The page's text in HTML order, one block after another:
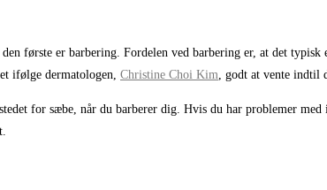
første er barbering. Fordelen ved barbering er, at det
ifølge dermatologen, Christine Choi Kim, godt at vente indtil
for sæbe, når du barberer dig. Hvis du har problemer